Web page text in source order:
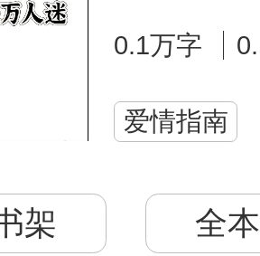
0.1万字
爱情指南
架 全